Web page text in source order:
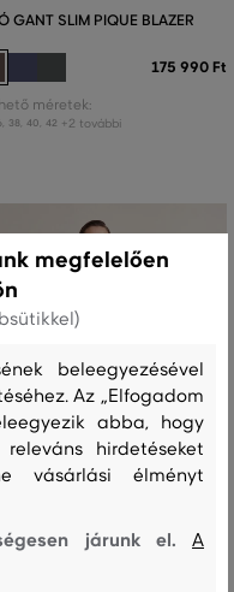
GANT SLIM PIQUE BLAZER
175 990 Ft
méretek:
38 40 42 +2 további
megfelelően
beleegyezésével
Az „Elfogadom
abba, hogy
hirdetéseket
vásárlási élményt
járunk el.A